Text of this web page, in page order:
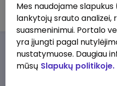
Žemkasa
Darbo pasiūlymaiApie
Mes naudojame
lankytojų srauto analizei,
suasmeninimui. Portalo
yra įjungti pagal
nustatymuose. Daugiau
mūsų Slapukų politikoje.